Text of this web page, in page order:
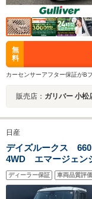
無
料
カーセンサーアフター保証がB
販売店： ガリバー 小松
日産
デイズルークス 660
4WD エマージェン
ニター 両側オート
ー メモリーナビ ア
ト シートヒーター
ディーラー保証 車両品質評